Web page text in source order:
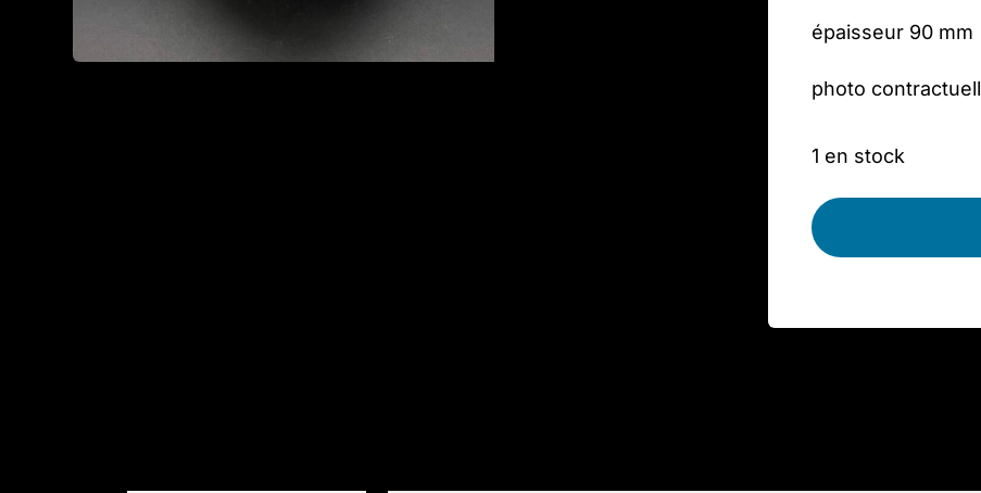
épaisseur 90 mm
photo
1 en stock